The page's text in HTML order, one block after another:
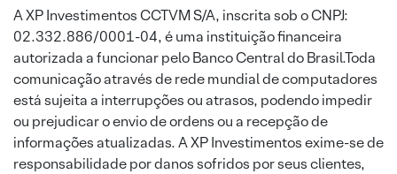
A XP Investimentos CCTVM S/A, inscrita sob o CNPJ:
02.332.886/0001-04, é uma instituição financeira
autorizada a funcionar pelo Banco Central do Brasil.Toda
comunicação através de rede mundial de computadores
está sujeita a interrupções ou atrasos, podendo impedir
ou prejudicar o envio de ordens ou a recepção de
informações atualizadas. A XP Investimentos exime-se de
responsabilidade por danos sofridos por seus clientes,